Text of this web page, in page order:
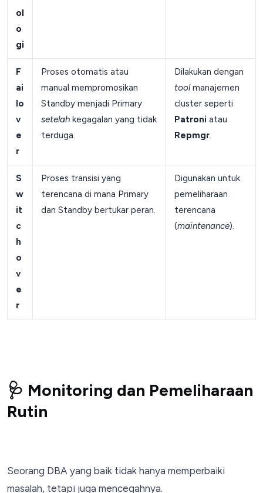
ol
o
gi
F
ai
lo
v
e
r
Proses otomatis atau
manual mempromosikan
Standby menjadi Primary
setelahkegagalan yang tidak
terduga.
Dilakukan dengan
toolmanajemen
cluster seperti
Patroni atau
Repmgr.
S
w
it
c
h
o
v
e
r
Proses transisi yang
terencana di mana Primary
dan Standby bertukar peran.
Digunakan untuk
pemeliharaan
terencana
(maintenance).
🩺 Monitoring dan Pemeliharaan
Rutin
Seorang DBA yang baik tidak hanya memperbaiki
masalah, tetapi juga mencegahnya.